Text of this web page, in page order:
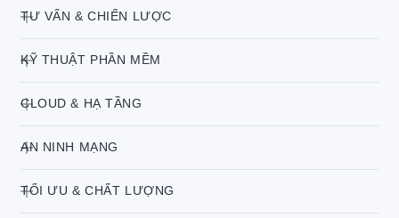
TƯ VẤN & CHIẾN LƯỢC
KỸ THUẬT PHẦN MỀM
CLOUD & HẠ TẦNG
AN NINH MẠNG
TỐI ƯU & CHẤT LƯỢNG